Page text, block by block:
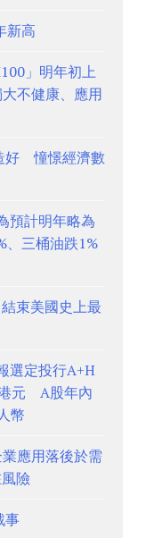
新高
」明年初上
不健康、應用
好 憧憬經濟數
預計明年略為
、三桶油跌1%
束美國史上最
選定投行A+H
元 A股年內
幣
應用落後於需
險
事